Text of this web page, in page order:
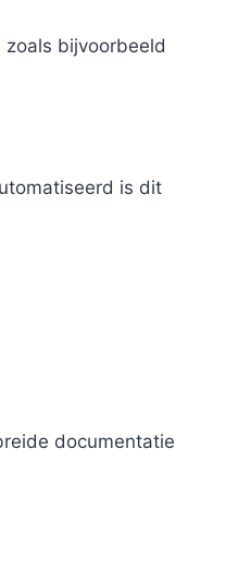
bijvoorbeeld
is dit
documentatie